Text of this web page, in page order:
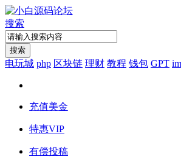
搜索
搜索
电玩城 php 区块链 理财 教程 钱包 GPT
充值美金
特惠VIP
有偿投稿